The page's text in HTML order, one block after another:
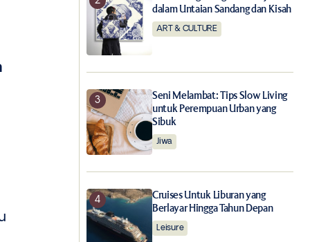
dalam Untaian Sandang dan Kisah
ART & CULTURE
Seni Melambat: Tips Slow Living
untuk Perempuan Urban yang
Sibuk
Jiwa
Cruises Untuk Liburan yang
Berlayar Hingga Tahun Depan
Leisure